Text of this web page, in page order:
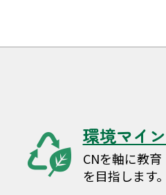
環境マイ
CNを軸に教
を目指します。